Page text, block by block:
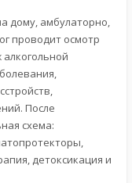
дому, амбулаторно,
проводит осмотр
После
схема:
детоксикация и